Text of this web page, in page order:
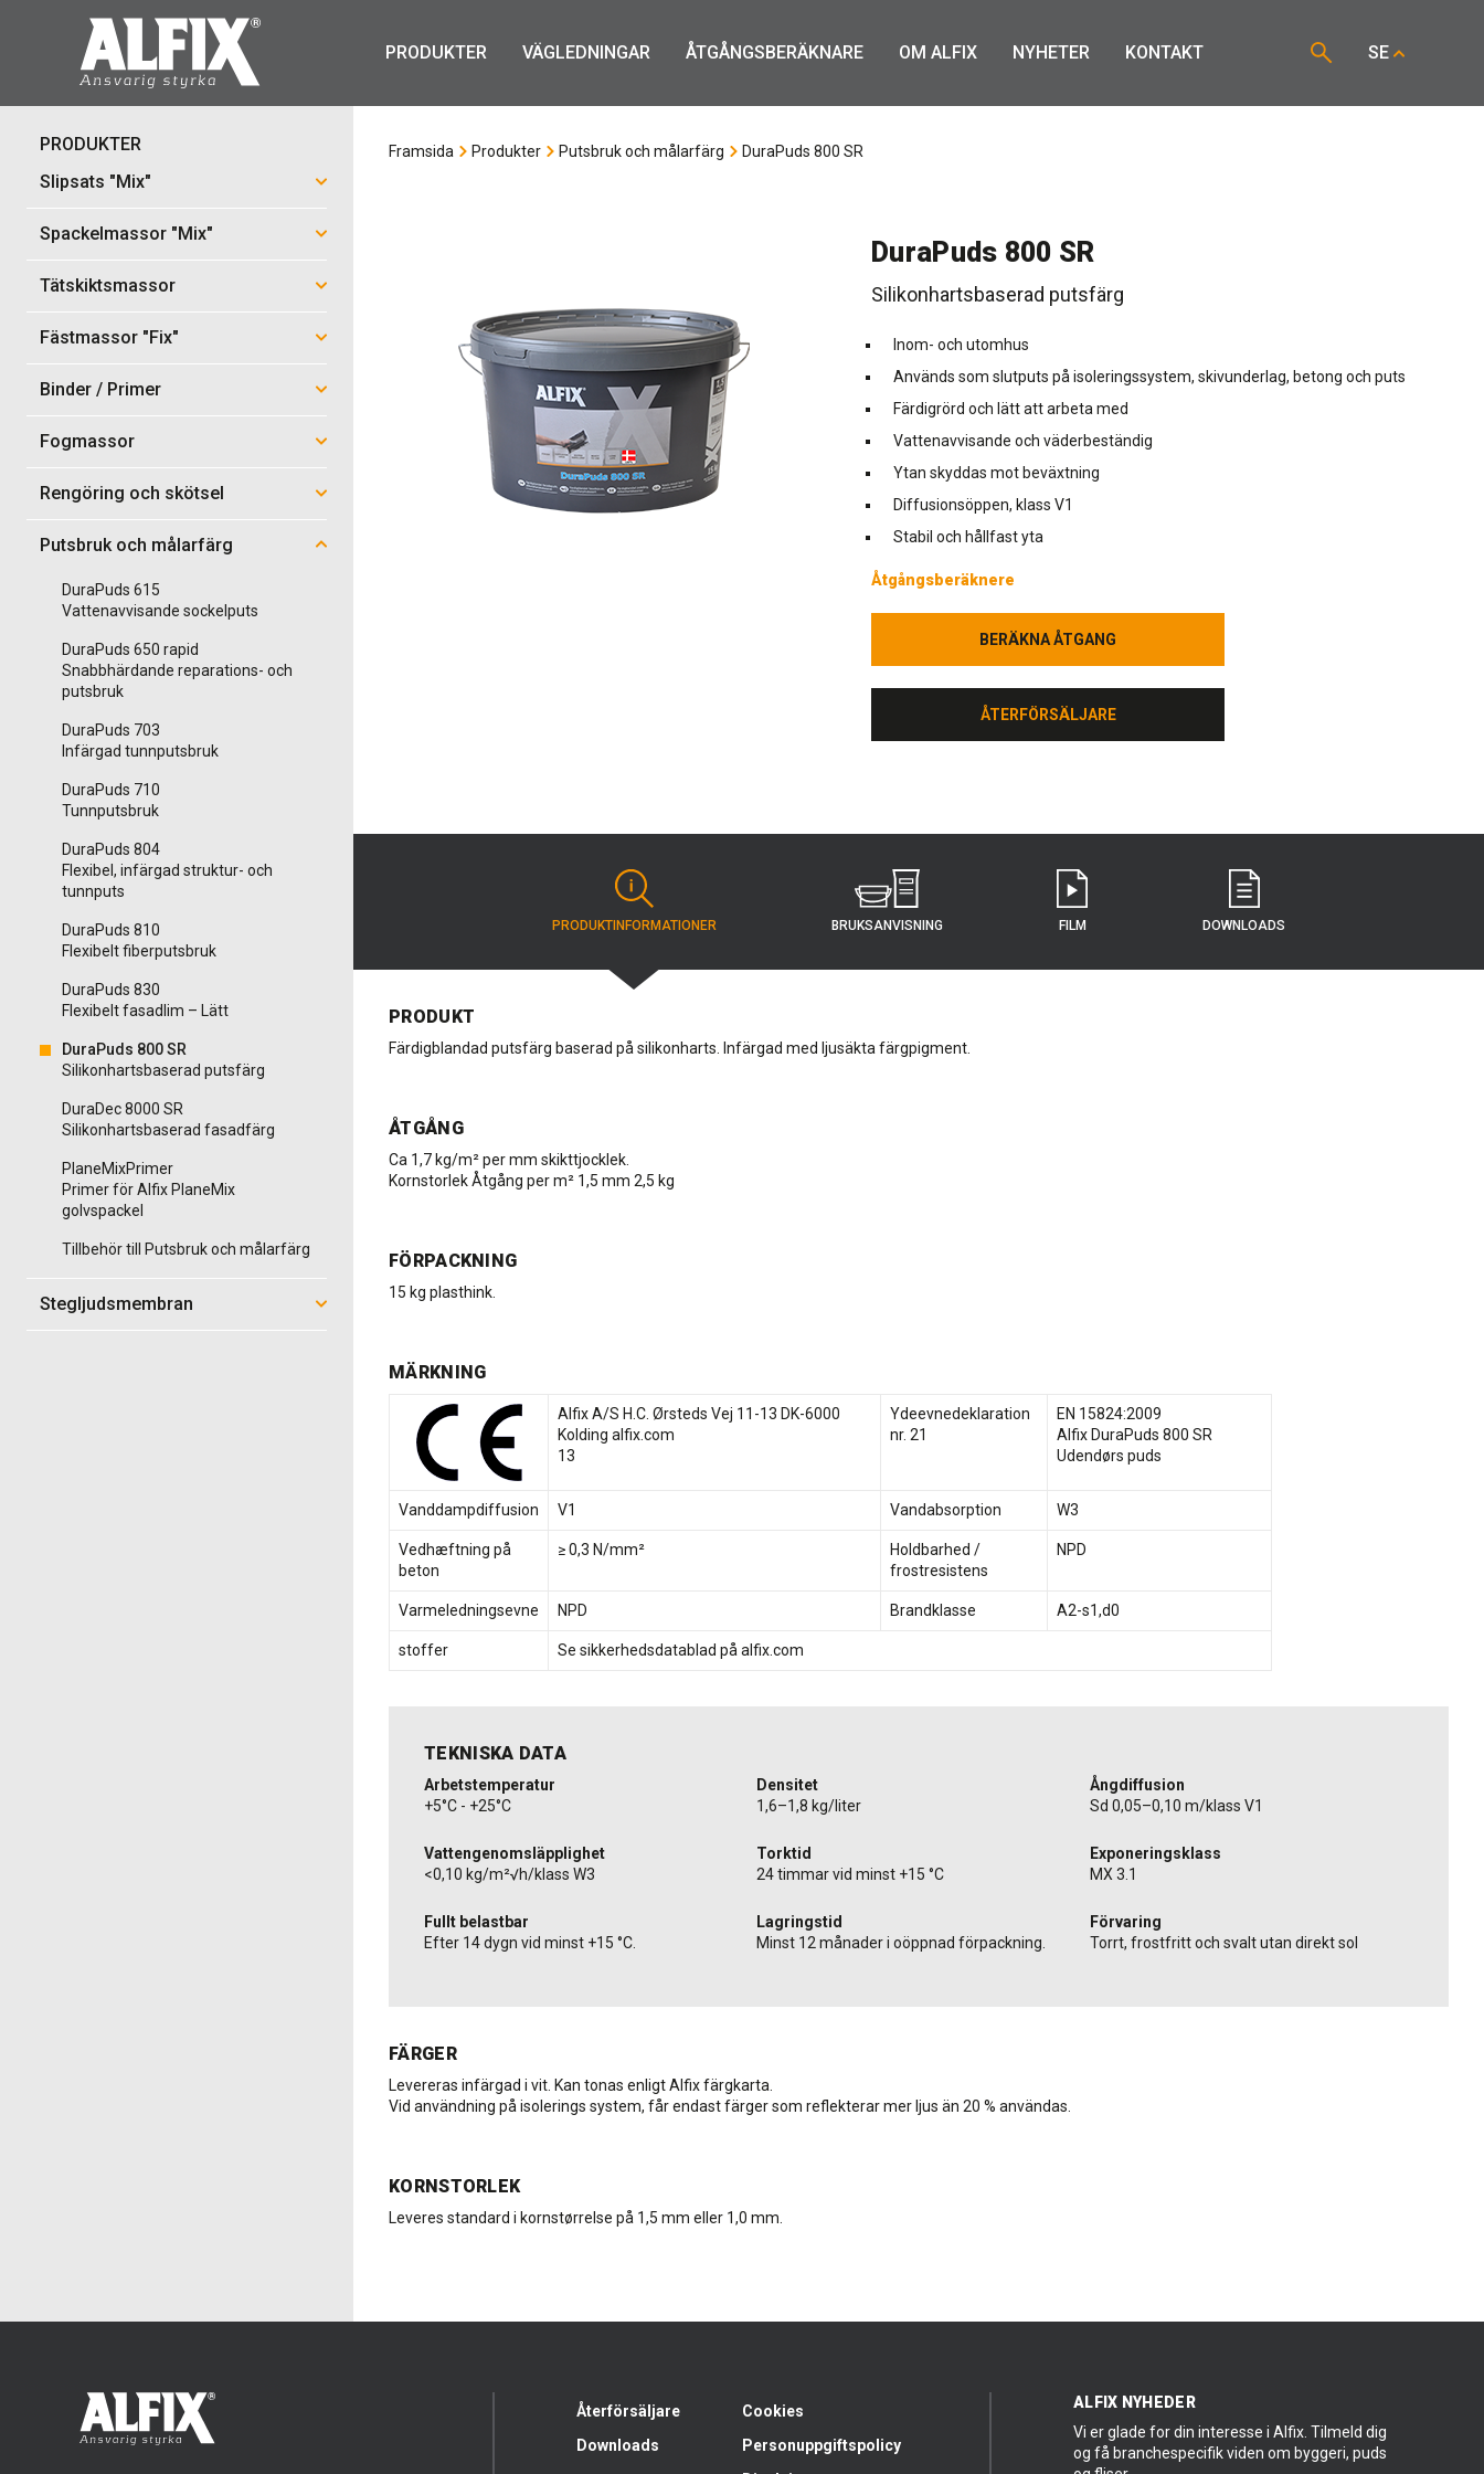
PRODUKTER VÄGLEDNINGAR ÅTGÅNGSBERÄKNARE OM ALFIX NYHETER KONTAKT SE
PRODUKTER
Slipsats "Mix"
Spackelmassor "Mix"
Tätskiktsmassor
Fästmassor "Fix"
Binder / Primer
Fogmassor
Rengöring och skötsel
Putsbruk och målarfärg
DuraPuds 615
Vattenavvisande sockelputs
DuraPuds 650 rapid
Snabbhärdande reparations- och
putsbruk
DuraPuds 703
Infärgad tunnputsbruk
DuraPuds 710
Tunnputsbruk
DuraPuds 804
Flexibel, infärgad struktur- och
tunnputs
DuraPuds 810
Flexibelt fiberputsbruk
DuraPuds 830
Flexibelt fasadlim – Lätt
DuraPuds 800 SR
Silikonhartsbaserad putsfärg
DuraDec 8000 SR
Silikonhartsbaserad fasadfärg
PlaneMixPrimer
Primer för Alfix PlaneMix
golvspackel
Tillbehör till Putsbruk och målarfärg
Stegljudsmembran
Framsida Produkter Putsbruk och målarfärg DuraPuds 800 SR
DuraPuds 800 SR
Silikonhartsbaserad putsfärg
Inom- och utomhus
Används som slutputs på isoleringssystem, skivunderlag, betong och puts
Färdigrörd och lätt att arbeta med
Vattenavvisande och väderbeständig
Ytan skyddas mot beväxtning
Diffusionsöppen, klass V1
Stabil och hållfast yta
Åtgångsberäknere
BERÄKNA ÅTGANG
BERÄKNA ÅTGANG
ÅTERFÖRSÄLJARE
ÅTERFÖRSÄLJARE
PRODUKT­INFORMATIONER BRUKSANVISNING FILM DOWNLOADS
PRODUKT
Färdigblandad putsfärg baserad på silikonharts. Infärgad med ljusäkta färgpigment.
ÅTGÅNG
Ca 1,7 kg/m² per mm skikttjocklek.
Kornstorlek Åtgång per m² 1,5 mm 2,5 kg
FÖRPACKNING
15 kg plasthink.
MÄRKNING
Alfix A/S H.C. Ørsteds Vej 11-13 DK-6000
Kolding alfix.com
13
Ydeevnedeklaration
nr. 21
EN 15824:2009
Alfix DuraPuds 800 SR
Udendørs puds
Vanddampdiffusion V1 Vandabsorption W3
Vedhæftning på
beton
≥ 0,3 N/mm²
Holdbarhed /
frostresistens
NPD
Varmeledningsevne NPD Brandklasse A2-s1,d0
stoffer Se sikkerhedsdatablad på alfix.com
TEKNISKA DATA
Arbetstemperatur
+5°C - +25°C
Densitet
1,6–1,8 kg/liter
Ångdiffusion
Sd 0,05–0,10 m/klass V1
Vattengenomsläpplighet
<0,10 kg/m²√h/klass W3
Torktid
24 timmar vid minst +15 °C
Exponeringsklass
MX 3.1
Fullt belastbar
Efter 14 dygn vid minst +15 °C.
Lagringstid
Minst 12 månader i oöppnad förpackning.
Förvaring
Torrt, frostfritt och svalt utan direkt sol
FÄRGER
Levereras infärgad i vit. Kan tonas enligt Alfix färgkarta.
Vid användning på isolerings system, får endast färger som reflekterar mer ljus än 20 % användas.
KORNSTORLEK
Leveres standard i kornstørrelse på 1,5 mm eller 1,0 mm.
Återförsäljare
Downloads
Cookies
Personuppgiftspolicy
ALFIX NYHEDER
Vi er glade for din interesse i Alfix. Tilmeld dig
og få branchespecifik viden om byggeri, puds